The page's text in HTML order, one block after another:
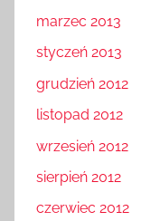
marzec 2013
styczeń 2013
grudzień 2012
listopad 2012
wrzesień 2012
sierpień 2012
czerwiec 2012